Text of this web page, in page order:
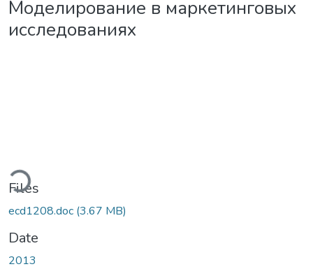
Моделирование в маркетинговых
исследованиях
Files
ecd1208.doc (3.67 MB)
Date
2013